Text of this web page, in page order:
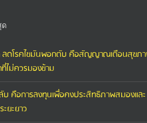
ด
ดโรคไขมันพอกตับ คือสัญญาณเตือนสุขภ
ไม่ควรมองข้าม
บ คือการลงทุนเพื่อคงประสิทธิภาพสมองและ
ยะยาว